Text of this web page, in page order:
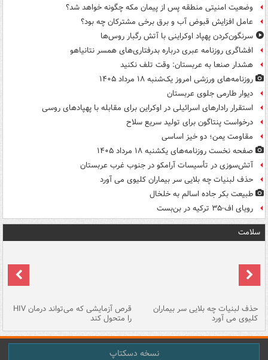
وضعیت امنیتی منطقه پس از پیمان مکه چگونه خواهد شد؟
عامل افزایش قبوض آب و برق برخی مشترکان چه بود؟
سرنگون‌کردن پهپاد اوکراینی با آتش رگبار روس‌ها
افشاگری روزنامه عبری درباره بدرفتاری‌های همسر نتانیاهو
هشدار صنعا به عربستان: وقت تلف نکنید
روزنامه‌های ورزشی امروز یک‌شنبه ۱۸ مرداد ۱۴۰۵
دیوار طارمی جلوی عربستان
استقرار رادارهای اسرائیلی در اوکراین برای مقابله با پهپادهای روسی
درخواست پنتاگون برای تولید سریع سلاح
مقاومت یمن؛ دو خیز اساسی
صفحه نخست روزنامه‌های یکشنبه ۱۸ مرداد ۱۴۰۵
آتش‌سوزی در تأسیسات آرامکو در جنوب غرب عربستان
حذف لبنیات چه بلایی سر بیماران کلیوی می آورد
طبیعت بکر جاده اسالم به خلخال
رویای اف-۳۵ ترکیه در بن‌بست
سلامت
حذف لبنیات چه بلایی سر بیماران
کلیوی می آورد
قرص آزمایشی که می‌تواند درمان HIV
را متحول کند
نسخه دسکتاپ